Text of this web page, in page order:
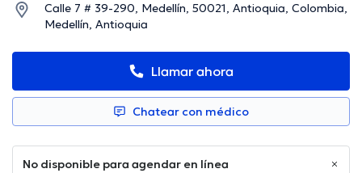
Calle 7 # 39-290, Medellín, 50021, Antioquia, Colombia,
Medellín, Antioquia
Llamar ahora
Chatear con médico
No disponible para agendar en línea